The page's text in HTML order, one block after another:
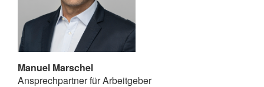
Manuel Marschel
Ansprechpartner für Arbeitgeber